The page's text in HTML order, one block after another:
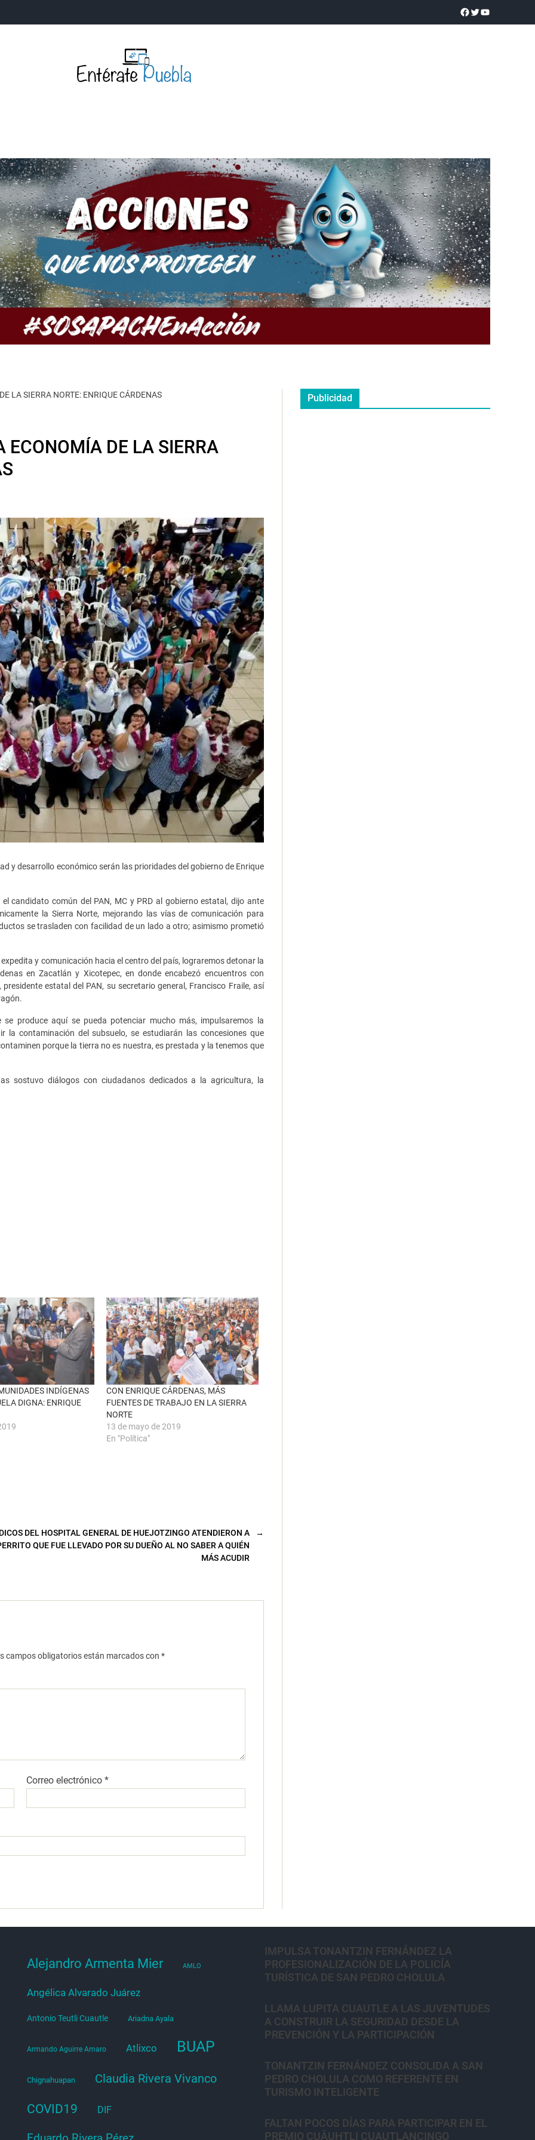
Y TECNOLOGÍA OPINIÓN SOCIEDAD ANUNCIOS
LA SIERRA NORTE: ENRIQUE CÁRDENAS
DE LA SIERRA
y desarrollo económico serán las prioridades del gobierno de Enrique
candidato común del PAN, MC y PRD al gobierno estatal, dijo ante
la Sierra Norte, mejorando las vías de comunicación para
se trasladen con facilidad de un lado a otro; asimismo prometió
y comunicación hacia el centro del país, lograremos detonar la
en Zacatlán y Xicotepec, en donde encabezó encuentros con
estatal del PAN, su secretario general, Francisco Fraile, así
produce aquí se pueda potenciar mucho más, impulsaremos la
contaminación del subsuelo, se estudiarán las concesiones que
porque la tierra no es nuestra, es prestada y la tenemos que
sostuvo diálogos con ciudadanos dedicados a la agricultura, la
INDÍGENAS
DIGNA: ENRIQUE
CON ENRIQUE CÁRDENAS, MÁS
FUENTES DE TRABAJO EN LA SIERRA
NORTE
13 de mayo de 2019
En "Política"
→
DEL HOSPITAL GENERAL DE HUEJOTZINGO ATENDIERON A
QUE FUE LLEVADO POR SU DUEÑO AL NO SABER A QUIÉN
MÁS ACUDIR
campos obligatorios están marcados con *
Correo electrónico*
Publicidad
Alejandro Armenta Mier AMLO
Angélica Alvarado Juárez
Antonio Teutli Cuautle Ariadna Ayala
Armando Aguirre Amaro Atlixco BUAP
Chignahuapan Claudia Rivera Vivanco
COVID19 DIF
IMPULSA TONANTZIN FERNÁNDEZ LA
PROFESIONALIZACIÓN DE LA POLICÍA
TURÍSTICA DE SAN PEDRO CHOLULA
LLAMA LUPITA CUAUTLE A LAS JUVENTUDES
A CONSTRUIR LA SEGURIDAD DESDE LA
PREVENCIÓN Y LA PARTICIPACIÓN
TONANTZIN FERNÁNDEZ CONSOLIDA A SAN
PEDRO CHOLULA COMO REFERENTE EN
TURISMO INTELIGENTE
FALTAN POCOS DÍAS PARA PARTICIPAR EN EL
PREMIO CUĀUHTLI CUAUTLANCINGO